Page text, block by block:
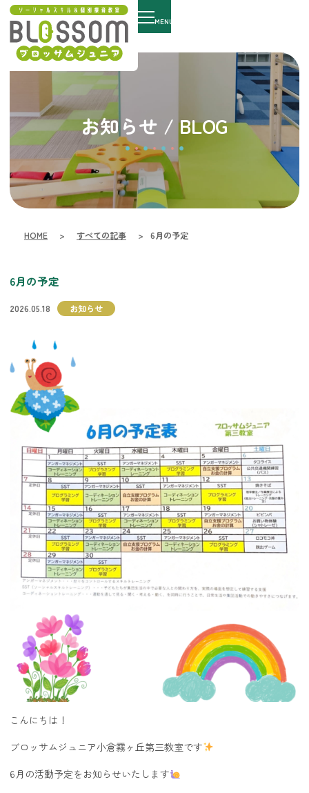
MENU
お知らせ / BLOG
HOME > すべての記事 > 6月の予定
6月の予定
2026.05.18 お知らせ
こんにちは！
ブロッサムジュニア小倉霧ヶ丘第三教室です
6月の活動予定をお知らせいたします